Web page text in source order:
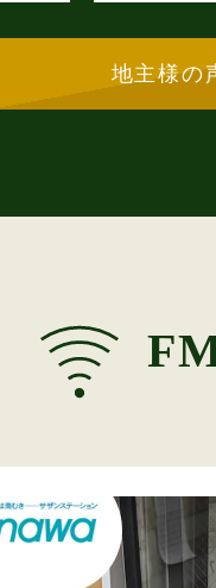
地主様の